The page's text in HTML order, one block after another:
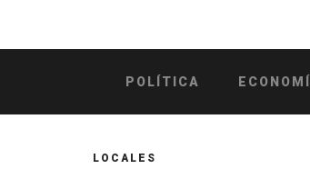
POLÍTICA
LOCALES